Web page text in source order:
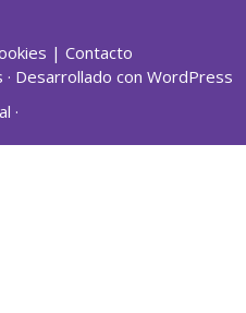
| Contacto
· Desarrollado con WordPress
·